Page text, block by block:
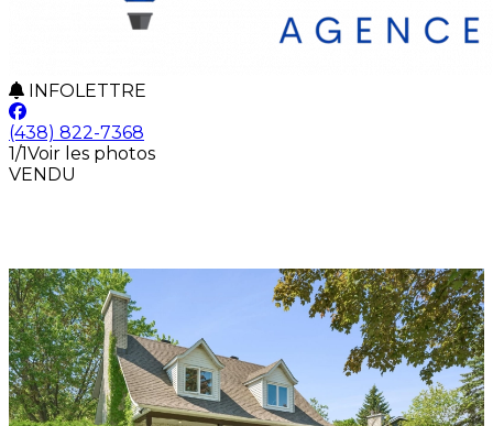
INFOLETTRE
(438) 822-7368
1/1Voir les photos
VENDU